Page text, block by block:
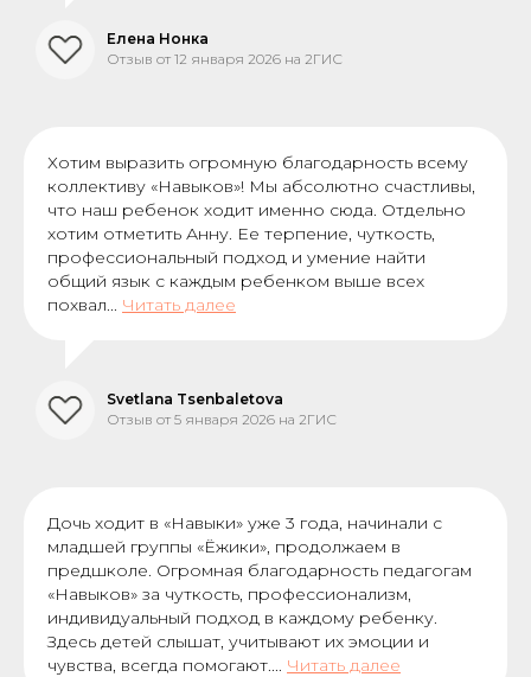
Елена Нонка
Отзыв от 12 января 2026 на 2ГИС
Хотим выразить огромную благодарность всему
коллективу «Навыков»! Мы абсолютно счастливы,
что наш ребенок ходит именно сюда. Отдельно
хотим отметить Анну. Ее терпение, чуткость,
профессиональный подход и умение найти
общий язык с каждым ребенком выше всех
похвал... Читать далее
Svetlana Tsenbaletova
Отзыв от 5 января 2026 на 2ГИС
Дочь ходит в «Навыки» уже 3 года, начинали с
младшей группы «Ёжики», продолжаем в
предшколе. Огромная благодарность педагогам
«Навыков» за чуткость, профессионализм,
индивидуальный подход в каждому ребенку.
Здесь детей слышат, учитывают их эмоции и
чувства, всегда помогают.... Читать далее